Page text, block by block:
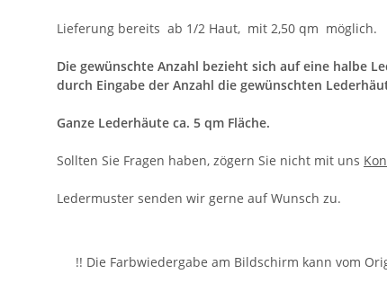
Lieferung bereits ab 1/2 Haut, mit 2,50 qm möglich.
Die gewünschte Anzahl bezieht sich auf eine halbe
durch Eingabe der Anzahl die gewünschten
Ganze Lederhäute ca. 5 qm Fläche.
Sollten Sie Fragen haben, zögern Sie nicht mit uns
Ledermuster senden wir gerne auf Wunsch zu.
!! Die Farbwiedergabe am Bildschirm kann vom